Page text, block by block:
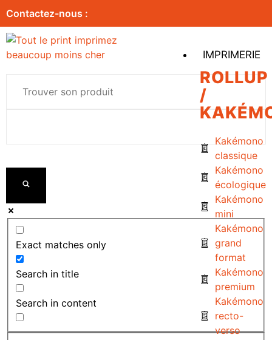
Contactez-nous :
IMPRIMERIE
ROLLUP
/
Kakémono
classique
Kakémono
écologique
Kakémono
mini
Kakémono
grand
format
Kakémono
premium
Kakémono
recto-
verso
Exact matches only
Search in title
Search in content